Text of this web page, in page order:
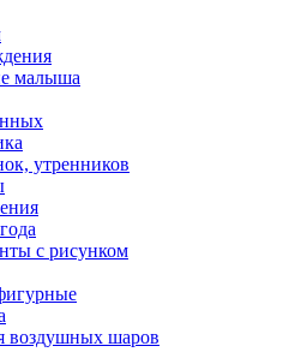
малыша
утренников
с рисунком
воздушных шаров